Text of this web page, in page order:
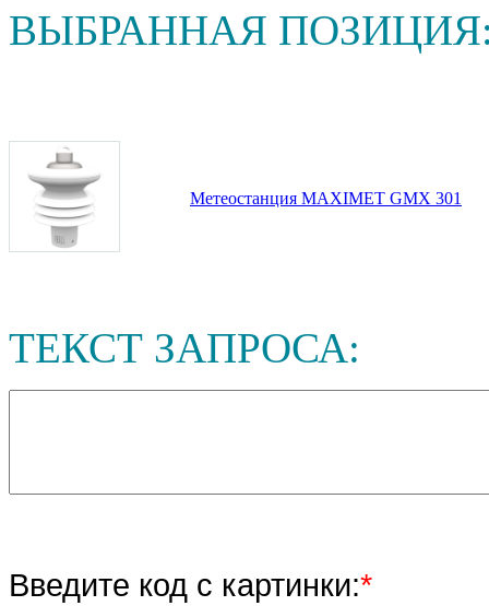
ВЫБРАННАЯ
Метеостанция MAXIMET GMX 301
ТЕКСТ ЗАПРОСА:
Введите код с картинки:*